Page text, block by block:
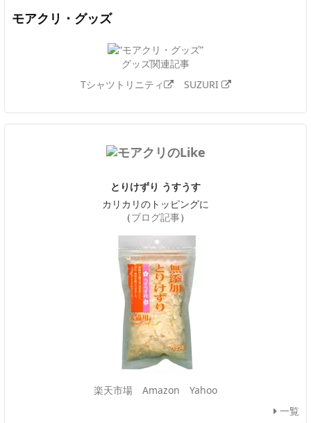
モアクリ・グッズ
グッズ関連記事
Tシャツトリニティ
SUZURI
とりけずり うすうす
カリカリのトッピングに
（ブログ記事）
楽天市場 Amazon
Yahoo
一覧